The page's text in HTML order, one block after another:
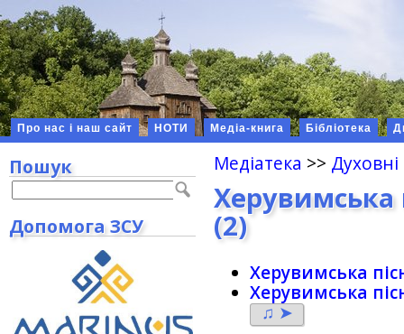
Про нас і наш сайт НОТИ Медіа-книга Бібліотека
Медіатека >>
Херувимська
(2)
Херувимська
Херувимська
♫ ➤
Пошук
Допомога ЗСУ